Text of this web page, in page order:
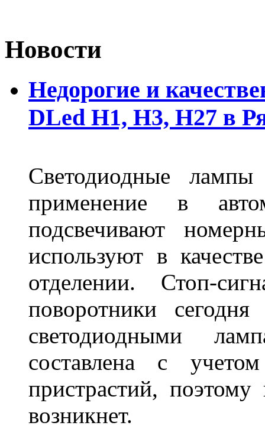
Новости
Недорогие и
DLed Н1, Н3, Н27 в
Светодиодные
применение в
подсвечивают
используют в
отделении. Стоп-
поворотники
светодиодными
составлена с
пристрастий,
возникнет.